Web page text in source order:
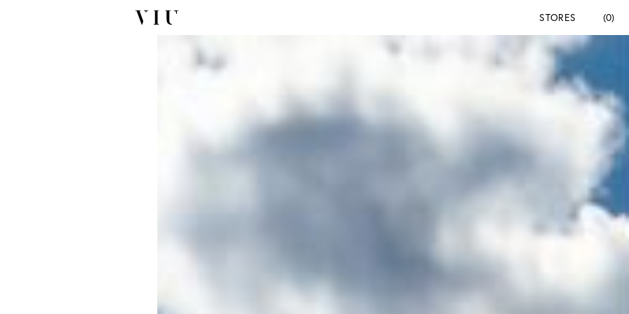
STORES (0)